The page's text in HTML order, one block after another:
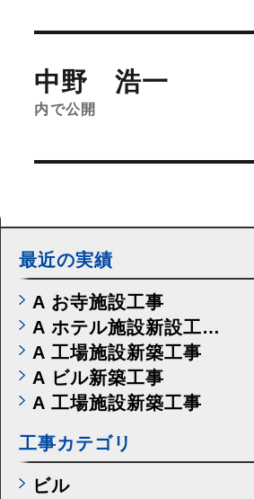
ナ
ビ
ゲ
ョ
中野 浩一
内で公開
最近の実績
A お寺施設工事
A ホテル施設新設工…
A 工場施設新築工事
A ビル新築工事
A 工場施設新築工事
工事カテゴリ
ビル